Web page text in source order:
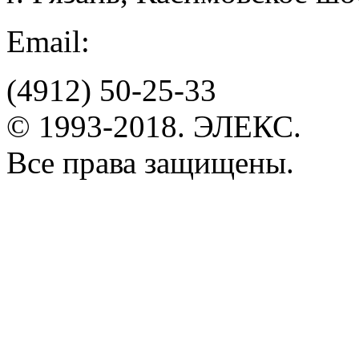
Email:
(4912) 50-25-33
© 1993-2018. ЭЛЕКС.
Все права защищены.